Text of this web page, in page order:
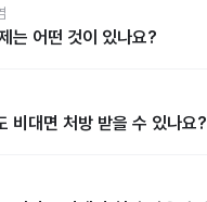
는 어떤 것이 있나요?
비대면 처방 받을 수 있나요?